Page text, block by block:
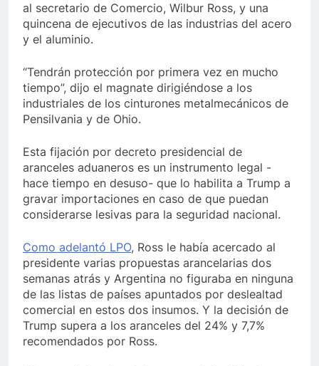
al secretario de Comercio, Wilbur Ross, y una
quincena de ejecutivos de las industrias del acero
y el aluminio.
“Tendrán protección por primera vez en mucho
tiempo”, dijo el magnate dirigiéndose a los
industriales de los cinturones metalmecánicos de
Pensilvania y de Ohio.
Esta fijación por decreto presidencial de
aranceles aduaneros es un instrumento legal -
hace tiempo en desuso- que lo habilita a Trump a
gravar importaciones en caso de que puedan
considerarse lesivas para la seguridad nacional.
Como adelantó LPO, Ross le había acercado al
presidente varias propuestas arancelarias dos
semanas atrás y Argentina no figuraba en ninguna
de las listas de países apuntados por deslealtad
comercial en estos dos insumos. Y la decisión de
Trump supera a los aranceles del 24% y 7,7%
recomendados por Ross.